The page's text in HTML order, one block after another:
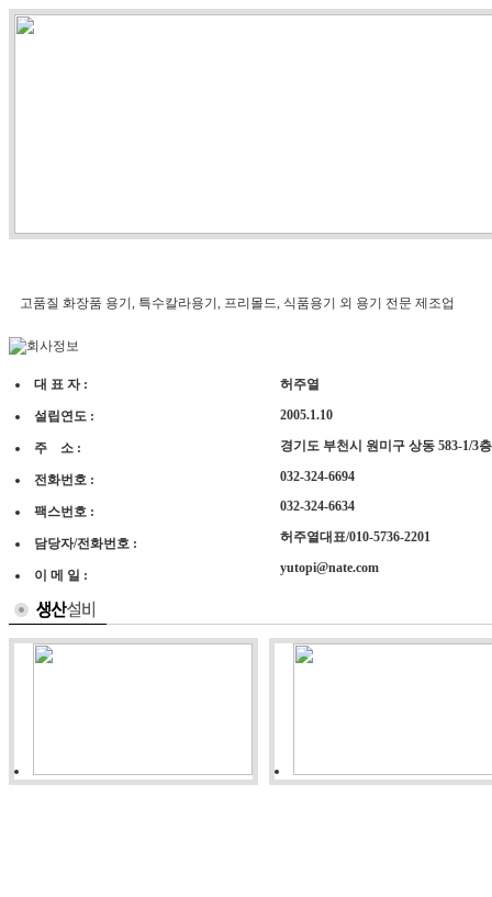
고품질 화장품 용기, 특수칼라용기, 프리몰드, 식품용기 외 용기 전문 제조업
대 표 자 :
설립연도 :
주 소 :
전화번호 :
팩스번호 :
담당자/전화번호 :
이 메 일 :
허주열
2005.1.10
경기도 부천시 원미구 상동 583-1/3층
032-324-6694
032-324-6634
허주열대표/010-5736-2201
yutopi@nate.com